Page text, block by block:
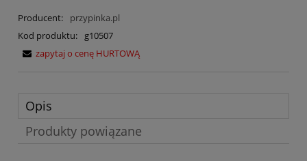
Producent:
przypinka.pl
Kod produktu:
g10507
zapytaj o cenę HURTOWĄ
Opis
Produkty powiązane